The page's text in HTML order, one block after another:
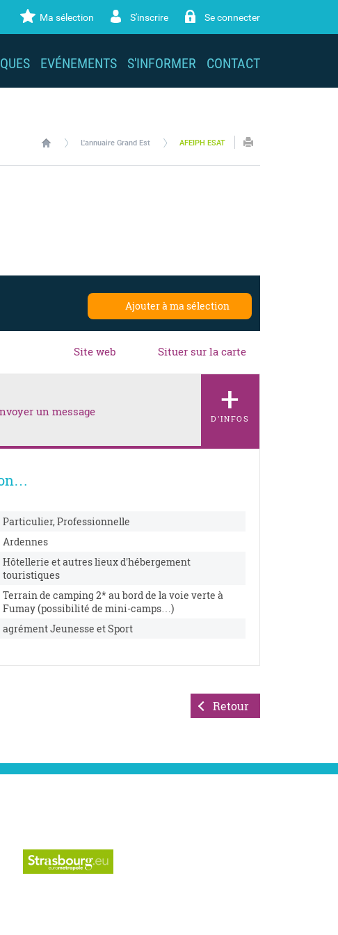
Ma sélection S'inscrire Se connecter
EVÉNEMENTS S'INFORMER CONTACT
L'annuaire Grand Est AFEIPH ESAT
Ajouter à ma sélection
Site web Situer sur la carte
un message +
D'INFOS
Particulier, Professionnelle
Ardennes
Hôtellerie et autres lieux d'hébergement
touristiques
Terrain de camping 2* au bord de la voie verte à
Fumay (possibilité de mini-camps…)
agrément Jeunesse et Sport
Retour